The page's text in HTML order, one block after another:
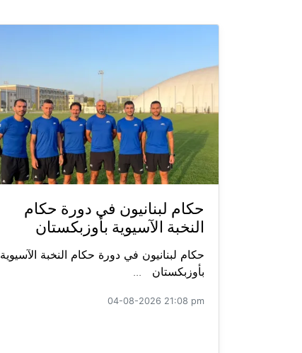
حكام لبنانيون في دورة حكام
النخبة الآسيوية بأوزبكستان
حكام لبنانيون في دورة حكام النخبة الآسيوية
بأوزبكستان ...
04-08-2026 21:08 pm